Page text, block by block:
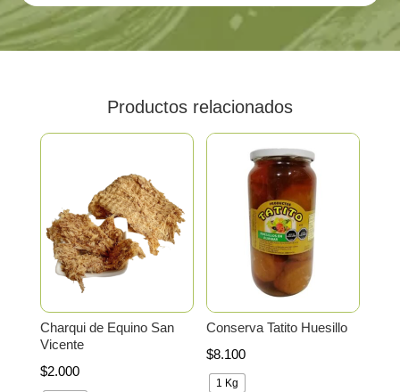
Productos relacionados
Charqui de Equino San
Vicente
$2.000
Conserva Tatito Huesillo
$8.100
1 Kg